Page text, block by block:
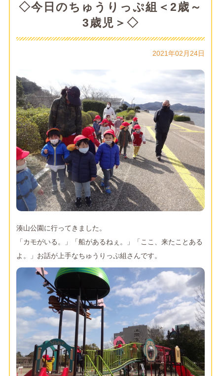
◇今日のちゅうりっぷ組＜2歳～
3歳児＞◇
2021年02月24日
湊山公園に行ってきました。
「カモがいる。」「船があるねぇ。」「ここ、来たことある
よ。」お話が上手なちゅうりっぷ組さんです。